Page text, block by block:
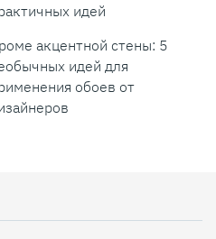
идей
акцентной стены: 5
идей для
обоев от